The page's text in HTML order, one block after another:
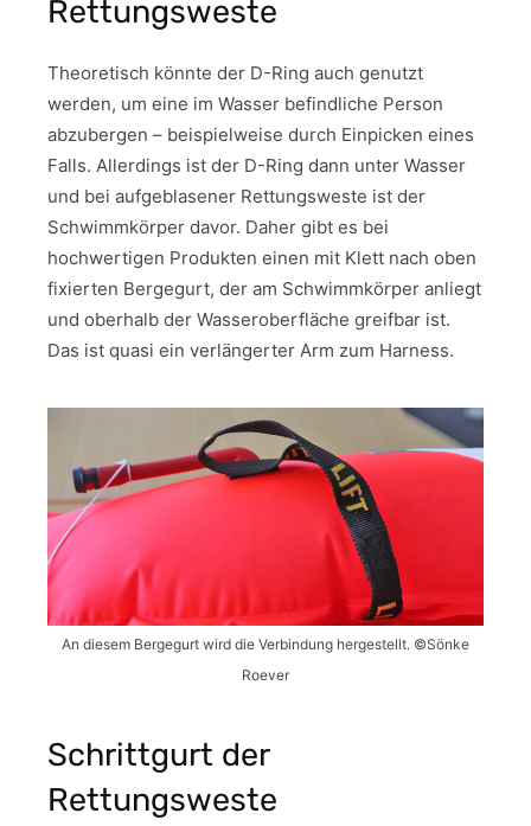
Rettungsweste
Theoretisch könnte der D-Ring auch genutzt
werden, um eine im Wasser befindliche Person
abzubergen – beispielweise durch Einpicken eines
Falls. Allerdings ist der D-Ring dann unter Wasser
und bei aufgeblasener Rettungsweste ist der
Schwimmkörper davor. Daher gibt es bei
hochwertigen Produkten einen mit Klett nach oben
fixierten Bergegurt, der am Schwimmkörper anliegt
und oberhalb der Wasseroberfläche greifbar ist.
Das ist quasi ein verlängerter Arm zum Harness.
An diesem Bergegurt wird die Verbindung hergestellt. ©Sönke
Roever
Schrittgurt der
Rettungsweste